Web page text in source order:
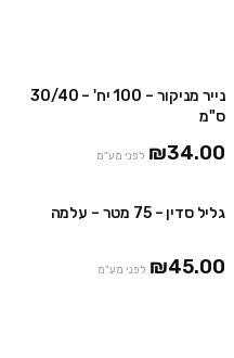
נייר מניקור – 100 יח' – 30/40
ס"מ
₪34.00 לפני מע"מ
גליל סדין – 75 מטר – עלמה
₪45.00 לפני מע"מ